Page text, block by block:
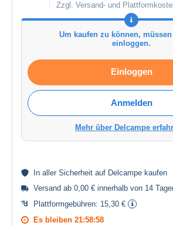
Zzgl. Versand- und
Um kaufen zu können,
einloggen.
Einloggen
Anmelden
Mehr über Delcampe
In aller Sicherheit auf Delcampe kaufen
Versand ab 0,00 € innerhalb von 14
Plattformgebühren: 15,30 €
Es bleiben 21:58:58